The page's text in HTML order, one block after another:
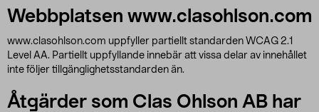
Webbplatsen www.clasohlson.com
www.clasohlson.com uppfyller partiellt standarden WCAG 2.1
Level AA. Partiellt uppfyllande innebär att vissa delar av innehållet
inte följer tillgänglighetsstandarden än.
Åtgärder som Clas Ohlson AB har